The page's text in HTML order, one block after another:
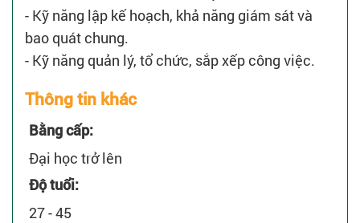
- Kỹ năng lập kế hoạch, khả năng giám sát và
bao quát chung.
- Kỹ năng quản lý, tổ chức, sắp xếp công việc.
Thông tin khác
Bằng cấp:
Đại học trở lên
Độ tuổi:
27 - 45